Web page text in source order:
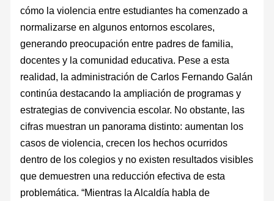
cómo la violencia entre estudiantes ha comenzado a
normalizarse en algunos entornos escolares,
generando preocupación entre padres de familia,
docentes y la comunidad educativa. Pese a esta
realidad, la administración de Carlos Fernando Galán
continúa destacando la ampliación de programas y
estrategias de convivencia escolar. No obstante, las
cifras muestran un panorama distinto: aumentan los
casos de violencia, crecen los hechos ocurridos
dentro de los colegios y no existen resultados visibles
que demuestren una reducción efectiva de esta
problemática. “Mientras la Alcaldía habla de